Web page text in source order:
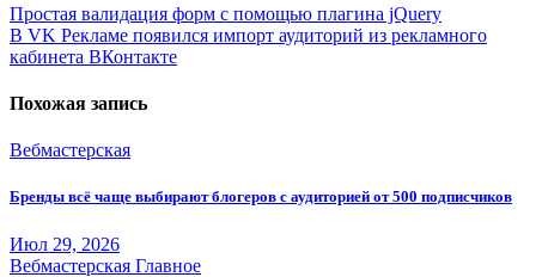
Навигация
по
Простая валидация форм с помощью плагина jQuery
В VK Рекламе появился импорт аудиторий из рекламного
кабинета ВКонтакте
Похожая запись
Вебмастерская
Бренды всё чаще выбирают блогеров с аудиторией от 500 подписчиков
Июл 29, 2026
Вебмастерская Главное